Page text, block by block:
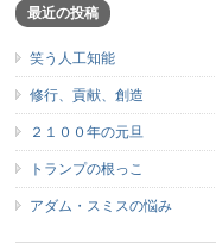
最近の投稿
笑う人工知能
修行、貢献、創造
２１００年の元旦
トランプの根っこ
アダム・スミスの悩み